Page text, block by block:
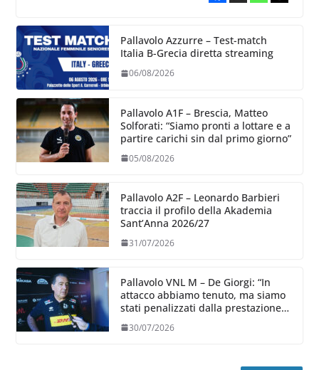
Pallavolo Azzurre – Test-match
Italia B-Grecia diretta streaming
06/08/2026
Pallavolo A1F – Brescia, Matteo
Solforati: “Siamo pronti a lottare e a
partire carichi sin dal primo giorno”
05/08/2026
Pallavolo A2F – Leonardo Barbieri
traccia il profilo della Akademia
Sant’Anna 2026/27
31/07/2026
Pallavolo VNL M – De Giorgi: “In
attacco abbiamo tenuto, ma siamo
stati penalizzati dalla prestazione
30/07/2026